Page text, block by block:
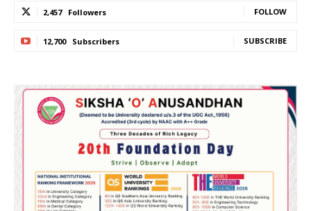
2,457 Followers FOLLOW
12,700 Subscribers SUBSCRIBE